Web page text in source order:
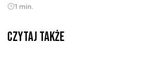
1 min.
Czytaj także